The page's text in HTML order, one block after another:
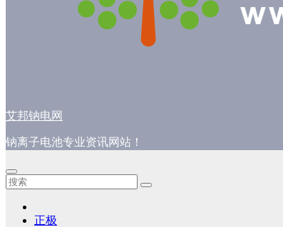
艾邦钠电网
钠离子电池专业资讯网站！
正极